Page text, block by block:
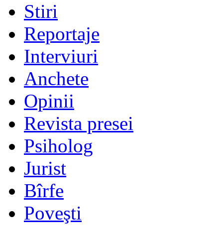
Stiri
Reportaje
Interviuri
Anchete
Opinii
Revista presei
Psiholog
Jurist
Bîrfe
Poveşti